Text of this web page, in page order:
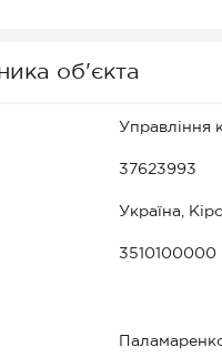
об'єкта
Управління
37623993
Україна,